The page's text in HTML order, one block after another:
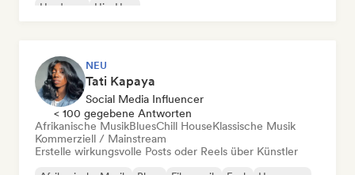
Hardcore
Hip-Hop
NEU
Tati Kapaya
Social Media Influencer
< 100 gegebene Antworten
Afrikanische MusikBluesChill HouseKlassische Musik
Kommerziell / Mainstream
Erstelle wirkungsvolle Posts oder Reels über Künstler